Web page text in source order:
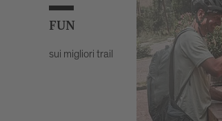
FUN
sui migliori trail